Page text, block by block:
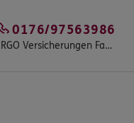
ERGO Versicherungen Fast & Partner
0176/97563986